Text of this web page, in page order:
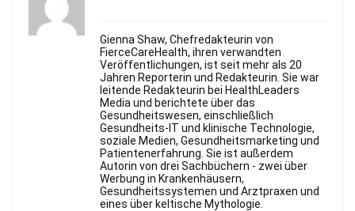
Gienna Shaw, Chefredakteurin von
FierceСareHealth, ihren verwandten
Veröffentlichungen, ist seit mehr als 20
Jahren Reporterin und Redakteurin. Sie war
leitende Redakteurin bei HealthLeaders
Media und berichtete über das
Gesundheitswesen, einschließlich
Gesundheits-IT und klinische Technologie,
soziale Medien, Gesundheitsmarketing und
Patientenerfahrung. Sie ist außerdem
Autorin von drei Sachbüchern - zwei über
Werbung in Krankenhäusern,
Gesundheitssystemen und Arztpraxen und
eines über keltische Mythologie.